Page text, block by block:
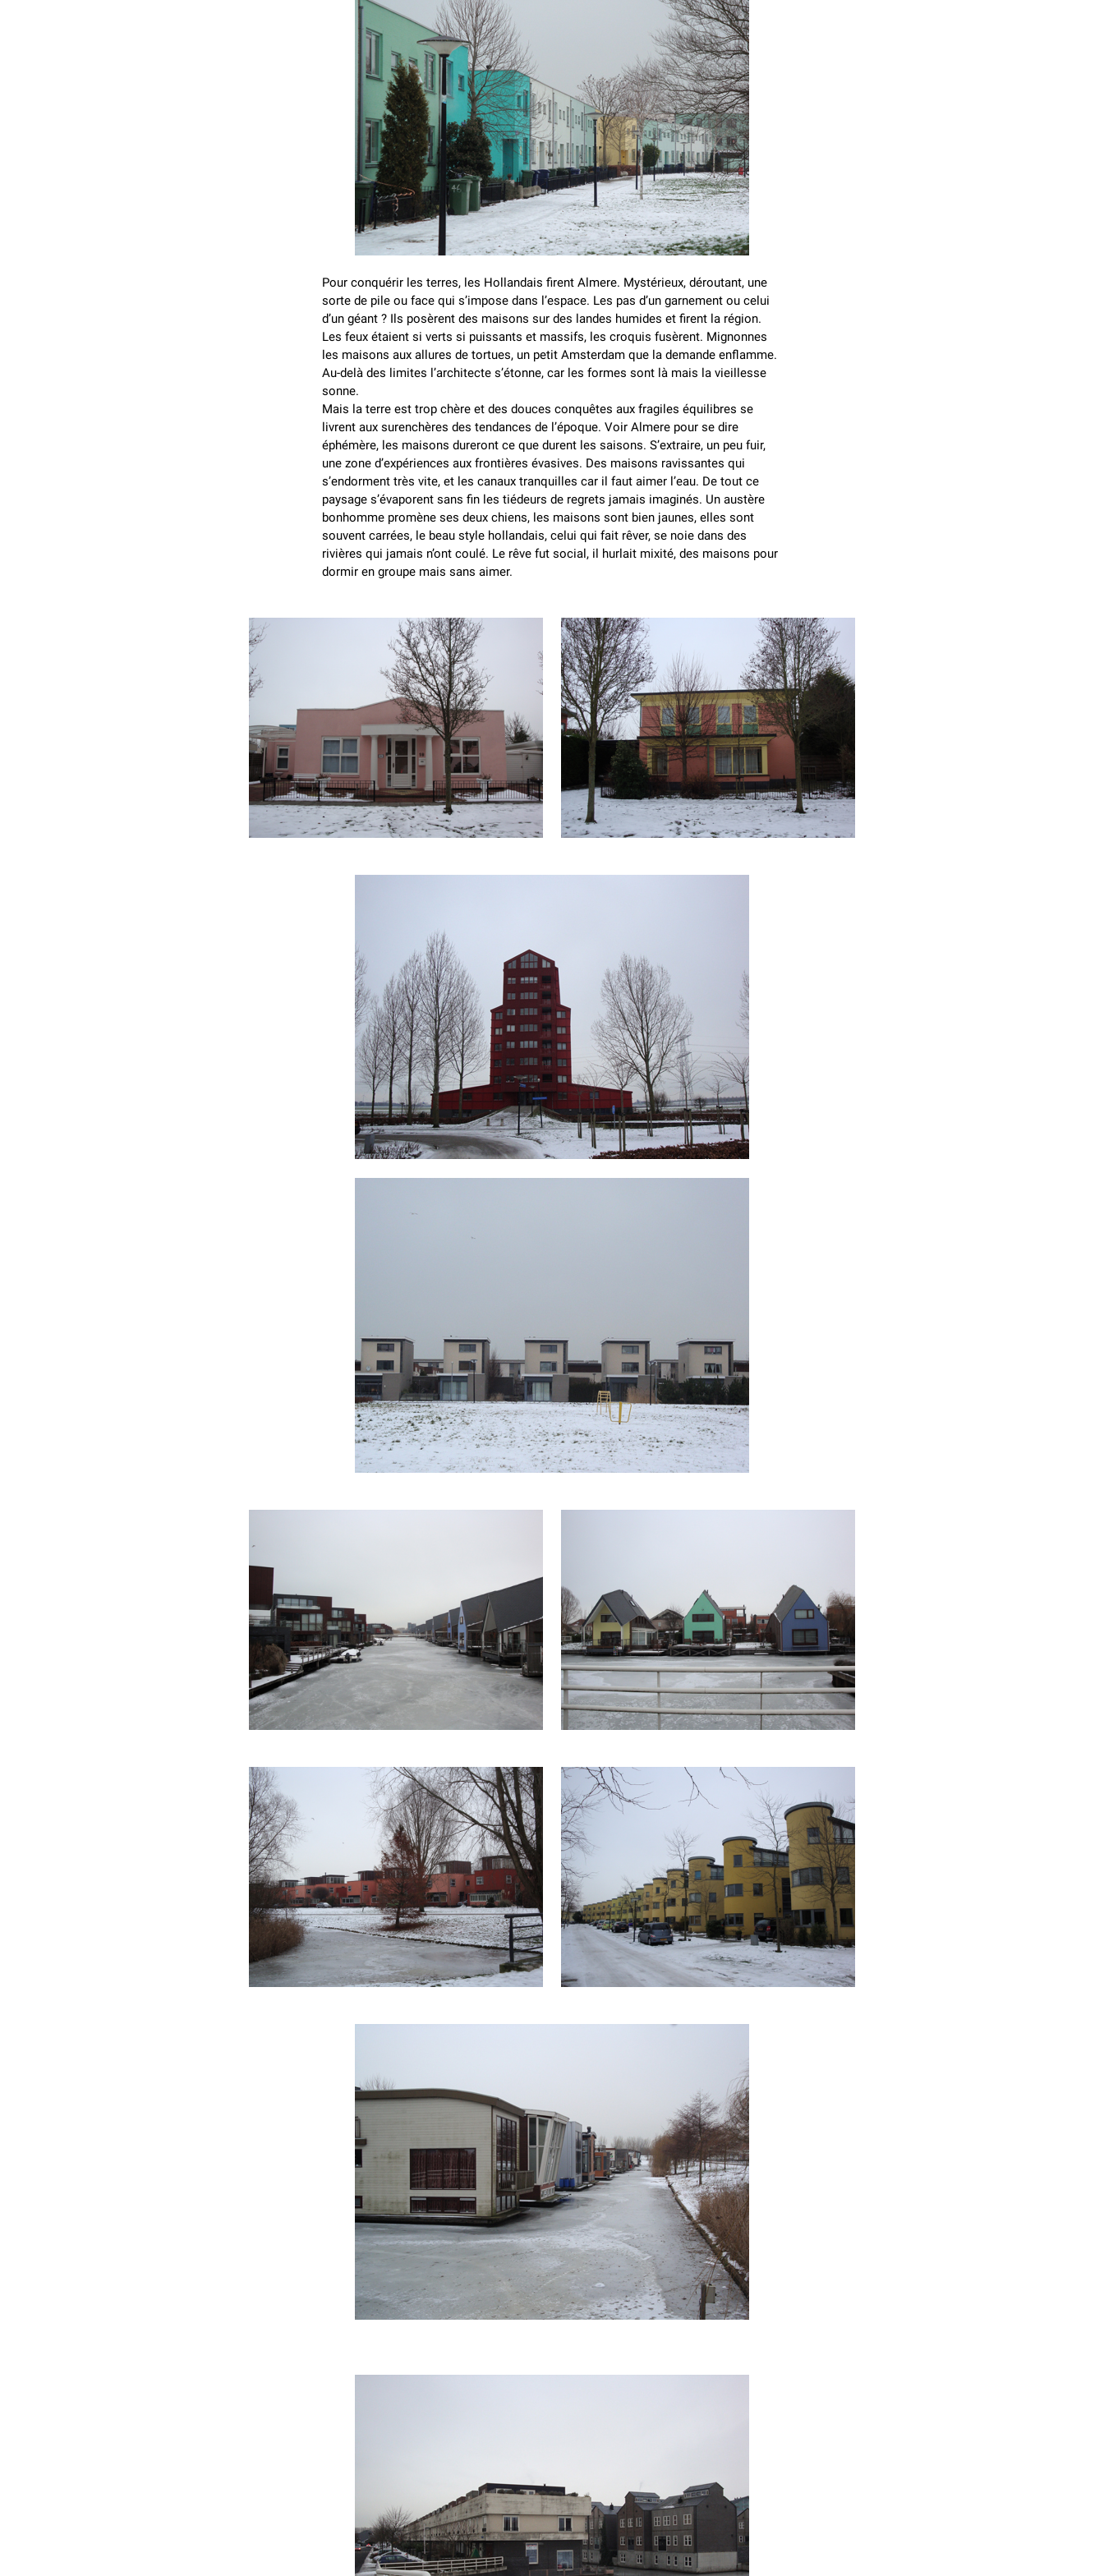
Pour conquérir les terres, les Hollandais firent Almere. Mystérieux, déroutant, une
sorte de pile ou face qui s’impose dans l’espace. Les pas d’un garnement ou celui
d’un géant ? Ils posèrent des maisons sur des landes humides et firent la région.
Les feux étaient si verts si puissants et massifs, les croquis fusèrent. Mignonnes
les maisons aux allures de tortues, un petit Amsterdam que la demande enflamme.
Au-delà des limites l’architecte s’étonne, car les formes sont là mais la vieillesse
sonne.
Mais la terre est trop chère et des douces conquêtes aux fragiles équilibres se
livrent aux surenchères des tendances de l’époque. Voir Almere pour se dire
éphémère, les maisons dureront ce que durent les saisons. S’extraire, un peu fuir,
une zone d’expériences aux frontières évasives. Des maisons ravissantes qui
s’endorment très vite, et les canaux tranquilles car il faut aimer l’eau. De tout ce
paysage s’évaporent sans fin les tiédeurs de regrets jamais imaginés. Un austère
bonhomme promène ses deux chiens, les maisons sont bien jaunes, elles sont
souvent carrées, le beau style hollandais, celui qui fait rêver, se noie dans des
rivières qui jamais n’ont coulé. Le rêve fut social, il hurlait mixité, des maisons pour
dormir en groupe mais sans aimer.